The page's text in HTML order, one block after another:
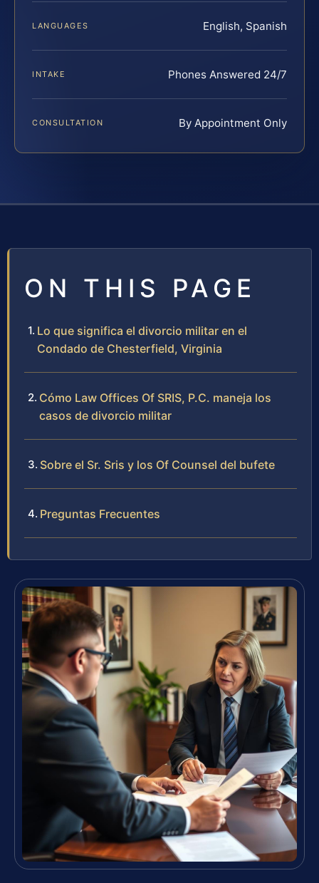
LANGUAGES English, Spanish
INTAKE Phones Answered 24/7
CONSULTATION By Appointment Only
ON THIS PAGE
Lo que significa el divorcio militar en el
Condado de Chesterfield, Virginia
Cómo Law Offices Of SRIS, P.C. maneja los
casos de divorcio militar
Sobre el Sr. Sris y los Of Counsel del bufete
Preguntas Frecuentes